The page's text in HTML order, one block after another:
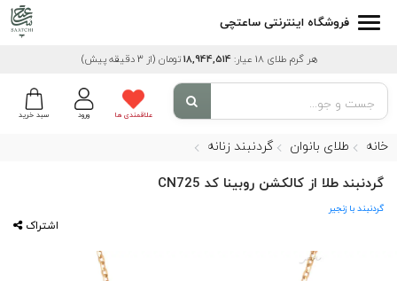
فروشگاه اینترنتی ساعتچی
هر گرم طلای 18 عیار: 18,944,514 تومان (از 3 دقیقه پیش)
سبد خرید ورود علاقمندی ها
خانه طلای بانوان گردنبند زنانه
گردنبند طلا از کالکشن روبینا کد CN725
گردنبند با زنجیر
اشتراک